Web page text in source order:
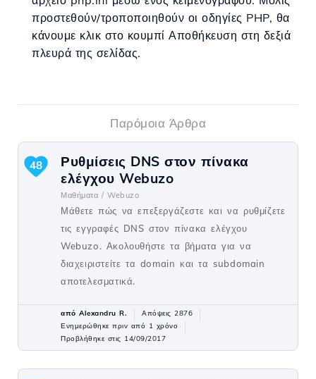
προστεθούν/τροποποιηθούν οι οδηγίες PHP, θα
κάνουμε κλικ στο κουμπί Αποθήκευση στη δεξιά
πλευρά της σελίδας.
Παρόμοια Άρθρα
Ρυθμίσεις DNS στον πίνακα
ελέγχου Webuzo
Μαθήματα / Webuzo
Μάθετε πώς να επεξεργάζεστε και να ρυθμίζετε
τις εγγραφές DNS στον πίνακα ελέγχου
Webuzo. Ακολουθήστε τα βήματα για να
διαχειριστείτε τα domain και τα subdomain
αποτελεσματικά.
48
από Alexandru R.
Απόψεις 2876
Ενημερώθηκε πριν από 1 χρόνο
Προβλήθηκε στις 14/09/2017